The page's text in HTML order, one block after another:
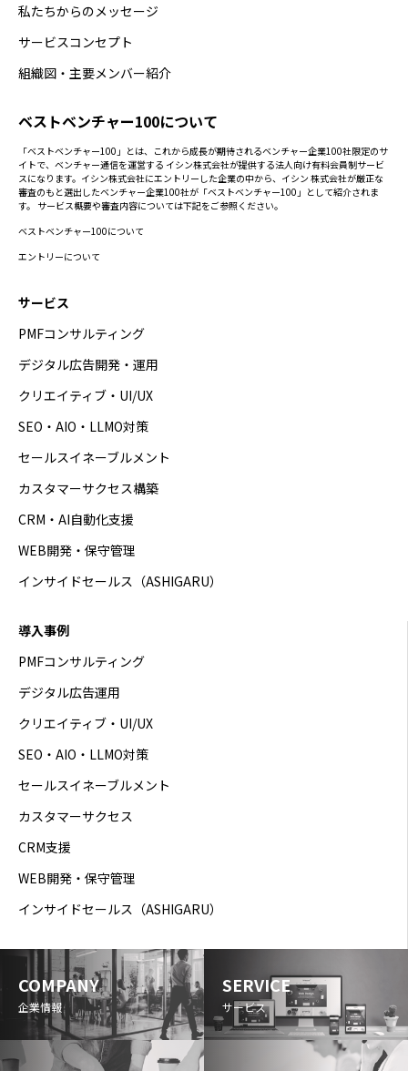
私たちからのメッセージ
サービスコンセプト
組織図・主要メンバー紹介
ベストベンチャー100について
「ベストベンチャー100」とは、これから成長が期待されるベンチャー企業100社限定のサ
イトで、ベンチャー通信を運営する イシン株式会社が提供する法人向け有料会員制サービ
スになります。イシン株式会社にエントリーした企業の中から、イシン 株式会社が厳正な
審査のもと選出したベンチャー企業100社が「ベストベンチャー100」として紹介されま
す。 サービス概要や審査内容については下記をご参照ください。
ベストベンチャー100について
エントリーについて
サービス
PMFコンサルティング
デジタル広告開発・運用
クリエイティブ・UI/UX
SEO・AIO・LLMO対策
セールスイネーブルメント
カスタマーサクセス構築
CRM・AI自動化支援
WEB開発・保守管理
インサイドセールス（ASHIGARU）
導入事例
PMFコンサルティング
デジタル広告運用
クリエイティブ・UI/UX
SEO・AIO・LLMO対策
セールスイネーブルメント
カスタマーサクセス
CRM支援
WEB開発・保守管理
インサイドセールス（ASHIGARU）
COMPANY
企業情報
SERVICE
サービス